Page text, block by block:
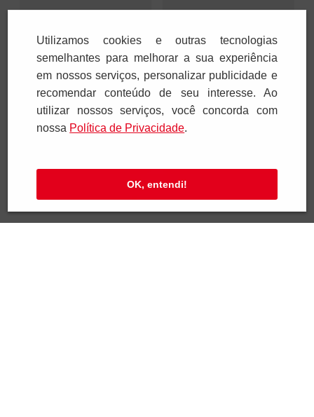
Bíblia Pastoral -
Catequese - Edição
Especial
R$ 45,00 R$ 31,50
1x R$ 31,50
Bíblia Pastoral - Capa
Colorida
R$ 95 00 R$66 50
2xR$33,25
Utilizamos cookies e outras tecnologias
semelhantes para melhorar a sua experiência
em nossos serviços, personalizar publicidade e
recomendar conteúdo de seu interesse. Ao
utilizar nossos serviços, você concorda com
nossa Polí­tica de Privacidade.
OK, entendi!